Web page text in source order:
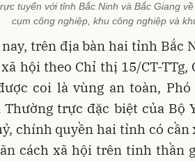
tuyến với tỉnh Bắc Ninh và Bắc Giang
cụm công nghiệp, khu công nghiệp và
trên địa bàn hai tỉnh Bắc
hội theo Chỉ thị 15/CT-
coi là vùng an toàn,
Thường trực đặc biệt của Bộ
chính quyền hai tỉnh có
cách xã hội trên tinh thần